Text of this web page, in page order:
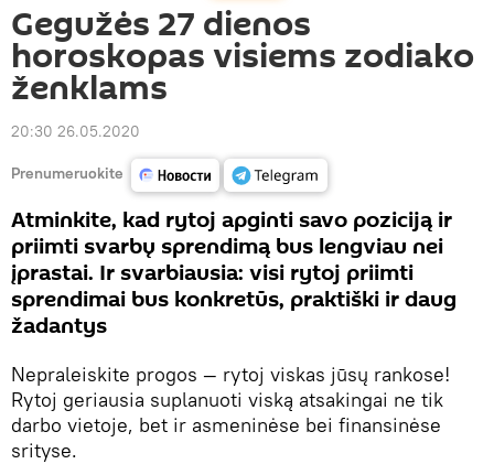
Gegužės 27 dienos
horoskopas visiems zodiako
ženklams
20:30 26.05.2020
Prenumeruokite
Atminkite, kad rytoj apginti savo poziciją ir
priimti svarbų sprendimą bus lengviau nei
įprastai. Ir svarbiausia: visi rytoj priimti
sprendimai bus konkretūs, praktiški ir daug
žadantys
Nepraleiskite progos — rytoj viskas jūsų rankose!
Rytoj geriausia suplanuoti viską atsakingai ne tik
darbo vietoje, bet ir asmeninėse bei finansinėse
srityse.